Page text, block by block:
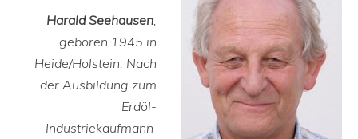
Harald Seehausen,
geboren 1945 in
Heide/Holstein. Nach
der Ausbildung zum
Erdöl-
Industriekaufmann